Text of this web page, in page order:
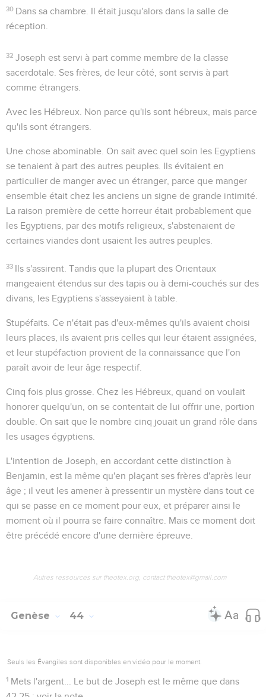
30 Dans sa chambre . Il était jusqu'alors dans la salle de
réception.
32 Joseph est servi à part comme membre de la classe
sacerdotale. Ses frères, de leur côté, sont servis à part
comme étrangers.
Avec les Hébreux . Non parce qu'ils sont hébreux, mais parce
qu'ils sont étrangers.
Une chose abominable . On sait avec quel soin les Egyptiens
se tenaient à part des autres peuples. Ils évitaient en
particulier de manger avec un étranger, parce que manger
ensemble était chez les anciens un signe de grande intimité.
La raison première de cette horreur était probablement que
les Egyptiens, par des motifs religieux, s'abstenaient de
certaines viandes dont usaient les autres peuples.
33 Ils s'assirent . Tandis que la plupart des Orientaux
mangeaient étendus sur des tapis ou à demi-couchés sur des
divans, les Egyptiens s'asseyaient à table.
Stupéfaits . Ce n'était pas d'eux-mêmes qu'ils avaient choisi
leurs places, ils avaient pris celles qui leur étaient assignées,
et leur stupéfaction provient de la connaissance que l'on
paraît avoir de leur âge respectif.
Cinq fois plus grosse . Chez les Hébreux, quand on voulait
honorer quelqu'un, on se contentait de lui offrir une, portion
double. On sait que le nombre cinq jouait un grand rôle dans
les usages égyptiens.
L'intention de Joseph, en accordant cette distinction à
Benjamin, est la même qu'en plaçant ses frères d'après leur
âge ; il veut les amener à pressentir un mystère dans tout ce
qui se passe en ce moment pour eux, et préparer ainsi le
moment où il pourra se faire connaître. Mais ce moment doit
être précédé encore d'une dernière épreuve.
Autres ressources sur theotex.org, contact theotex@gmail.com
Genèse 44
Seuls les Évangiles sont disponibles en vidéo pour le moment.
1 Mets l'argent...
Le but de Joseph est le même que dans